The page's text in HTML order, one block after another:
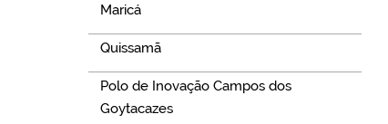
Maricá
Quissamã
Polo de Inovação Campos dos
Goytacazes